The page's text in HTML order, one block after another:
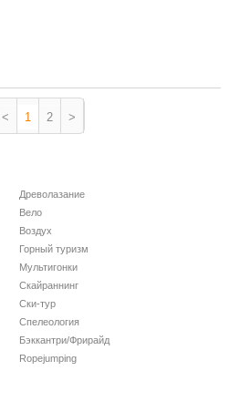
< 1 2 >
Древолазание
Вело
Воздух
Горный туризм
Мультигонки
Скайраннинг
Ски-тур
Спелеология
Бэккантри/Фрирайд
Ropejumping